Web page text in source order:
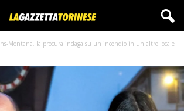
Montana, la procura indaga su un incendio in un altro locale